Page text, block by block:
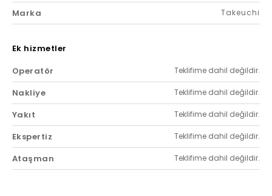
Marka Takeuchi
Ek hizmetler
Operatör
Teklifime dahil değildir.
Nakliye Teklifime dahil değildir.
Yakıt Teklifime dahil değildir.
Ekspertiz Teklifime dahil değildir.
Ataşman Teklifime dahil değildir.